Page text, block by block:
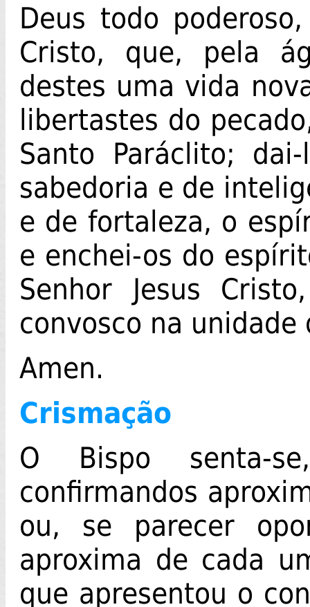
Deus todo
Cristo, que, pela
destes uma vida
libertastes do
Santo Paráclito;
sabedoria e de
e de fortaleza, o
e enchei-os do
Senhor Jesus
convosco na unidade
Amen.
Crismação
O Bispo senta-
confirmandos
ou, se parecer
aproxima de cada
que apresentou o